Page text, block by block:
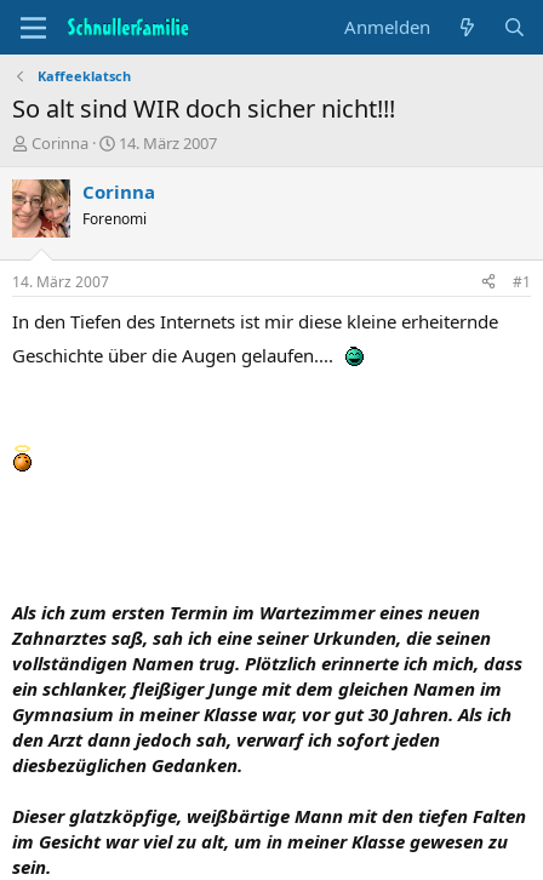
Anmelden
Kaffeeklatsch
So alt sind WIR doch sicher nicht!!!
T
e
m
e
n
t
a
t
Corinna
B
g
n
a
t
m
14. März 2007
Corinna
Forenomi
14. März 2007 #1
In den Tiefen des Internets ist mir diese kleine erheiternde
Geschichte über die Augen gelaufen....
Als ich zum ersten Termin im Wartezimmer eines neuen
Zahnarztes saß, sah ich eine seiner Urkunden, die seinen
vollständigen Namen trug. Plötzlich erinnerte ich mich, dass
ein schlanker, fleißiger Junge mit dem gleichen Namen im
Gymnasium in meiner Klasse war, vor gut 30 Jahren. Als ich
den Arzt dann jedoch sah, verwarf ich sofort jeden
diesbezüglichen Gedanken.
Dieser glatzköpfige, weißbärtige Mann mit den tiefen Falten
im Gesicht war viel zu alt, um in meiner Klasse gewesen zu
sein.